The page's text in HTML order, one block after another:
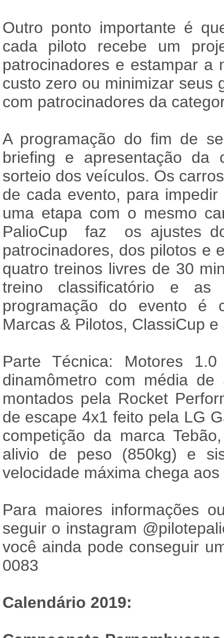
Outro ponto importante é
cada piloto recebe um
patrocinadores e estampar a
custo zero ou minimizar seus
com patrocinadores da
A programação do fim de
briefing e apresentação da
sorteio dos veículos. Os
de cada evento, para
uma etapa com o mesmo
PalioCup faz os ajustes
patrocinadores, dos pilotos e
quatro treinos livres de 30
treino classificatório e
programação do evento é
Marcas & Pilotos, ClassiCup
Parte Técnica: Motores
dinamômetro com média
montados pela Rocket
de escape 4x1 feito pela LG
competição da marca
alivio de peso (850kg) e
velocidade máxima chega
Para maiores informações
seguir o instagram
você ainda pode conseguir
0083
Calendário 2019: